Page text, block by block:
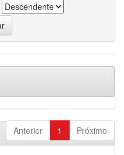
Anterior 1 Próximo